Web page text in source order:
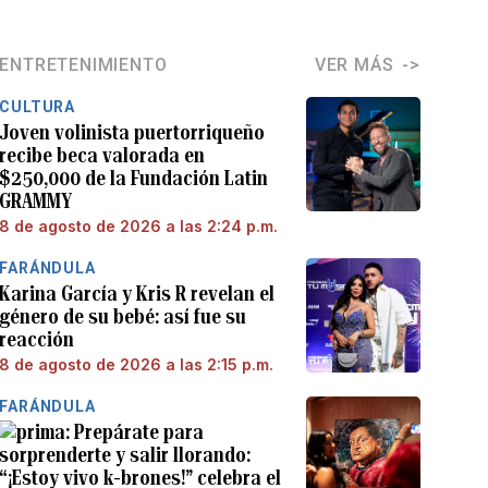
ENTRETENIMIENTO VER MÁS
CULTURA
Joven volinista puertorriqueño
recibe beca valorada en
$250,000 de la Fundación Latin
GRAMMY
8 de agosto de 2026 a las 2:24 p.m.
FARÁNDULA
Karina García y Kris R revelan el
género de su bebé: así fue su
reacción
8 de agosto de 2026 a las 2:15 p.m.
FARÁNDULA
Prepárate para
sorprenderte y salir llorando:
“¡Estoy vivo k-brones!” celebra el